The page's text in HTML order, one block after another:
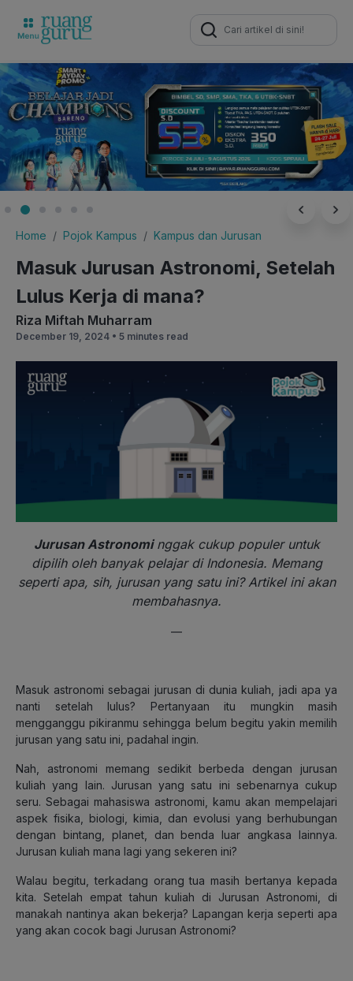
Search
for:
Home Pojok Kampus Kampus dan Jurusan
Masuk Jurusan Astronomi, Setelah
Lulus Kerja di mana?
Riza Miftah Muharram
December 19, 2024 • 5 minutes read
Jurusan Astronominggak cukup populer untuk
dipilih oleh banyak pelajar di Indonesia. Memang
seperti apa, sih, jurusan yang satu ini? Artikel ini akan
membahasnya.
—
Masuk astronomi sebagai jurusan di dunia kuliah, jadi apa ya
nanti setelah lulus? Pertanyaan itu mungkin masih
mengganggu pikiranmu sehingga belum begitu yakin memilih
jurusan yang satu ini, padahal ingin.
Nah, astronomi memang sedikit berbeda dengan jurusan
kuliah yang lain. Jurusan yang satu ini sebenarnya cukup
seru. Sebagai mahasiswa astronomi, kamu akan mempelajari
aspek fisika, biologi, kimia, dan evolusi yang berhubungan
dengan bintang, planet, dan benda luar angkasa lainnya.
Jurusan kuliah mana lagi yang sekeren ini?
Walau begitu, terkadang orang tua masih bertanya kepada
kita. Setelah empat tahun kuliah di Jurusan Astronomi, di
manakah nantinya akan bekerja? Lapangan kerja seperti apa
yang akan cocok bagi Jurusan Astronomi?